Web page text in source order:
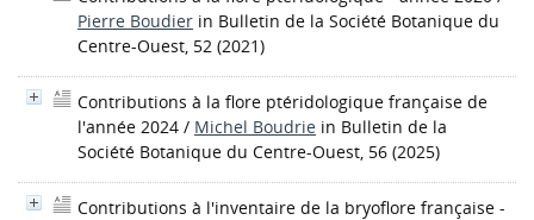
Pierre Boudier in Bulletin de la Société Botanique du
Centre-Ouest, 52 (2021)
Contributions à la flore ptéridologique française de
l'année 2024 / Michel Boudrie in Bulletin de la
Société Botanique du Centre-Ouest, 56 (2025)
Contributions à l'inventaire de la bryoflore française -